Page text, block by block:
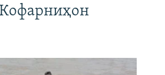
Кофарниҳон